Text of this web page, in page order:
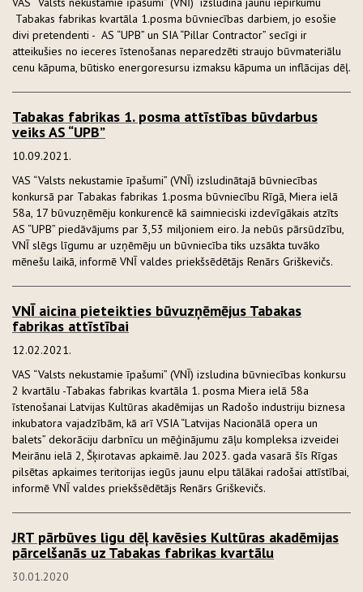
Tabakas fabrikas kvartāla 1.posma būvniecības darbiem, jo esošie
divi pretendenti - AS “UPB” un SIA “Pillar Contractor” secīgi ir
atteikušies no ieceres īstenošanas neparedzēti straujo būvmateriālu
cenu kāpuma, būtisko energoresursu izmaksu kāpuma un inflācijas dēļ.
Tabakas fabrikas 1. posma attīstības būvdarbus
veiks AS “UPB”
10.09.2021.
VAS “Valsts nekustamie īpašumi” (VNĪ) izsludinātajā būvniecības
konkursā par Tabakas fabrikas 1.posma būvniecību Rīgā, Miera ielā
58a, 17 būvuzņēmēju konkurencē kā saimnieciski izdevīgākais atzīts
AS “UPB” piedāvājums par 3,53 miljoniem eiro. Ja nebūs pārsūdzību,
VNĪ slēgs līgumu ar uzņēmēju un būvniecība tiks uzsākta tuvāko
mēnešu laikā, informē VNĪ valdes priekšsēdētājs Renārs Griškevičs.
VNĪ aicina pieteikties būvuzņēmējus Tabakas
fabrikas attīstībai
12.02.2021.
VAS “Valsts nekustamie īpašumi” (VNĪ) izsludina būvniecības konkursu
2 kvartālu -Tabakas fabrikas kvartāla 1. posma Miera ielā 58a
īstenošanai Latvijas Kultūras akadēmijas un Radošo industriju biznesa
inkubatora vajadzībām, kā arī VSIA “Latvijas Nacionālā opera un
balets” dekorāciju darbnīcu un mēģinājumu zāļu kompleksa izveidei
Meirānu ielā 2, Šķirotavas apkaimē. Jau 2023. gada vasarā šīs Rīgas
pilsētas apkaimes teritorijas iegūs jaunu elpu tālākai radošai attīstībai,
informē VNĪ valdes priekšsēdētājs Renārs Griškevičs.
JRT pārbūves ligu dēļ kavēsies Kultūras akadēmijas
pārcelšanās uz Tabakas fabrikas kvartālu
30.01.2020